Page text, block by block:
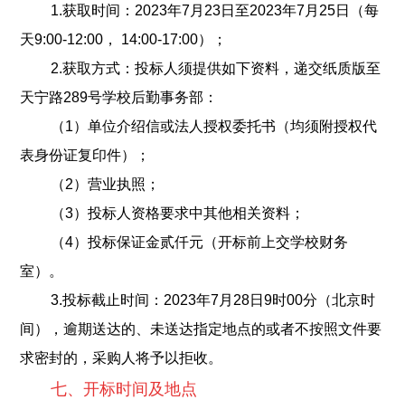
1.获取时间：2023年7月23日至2023年7月25日（每
天9:00-12:00， 14:00-17:00）；
2.获取方式：投标人须提供如下资料，递交纸质版至
天宁路289号学校后勤事务部：
（1）单位介绍信或法人授权委托书（均须附授权代
表身份证复印件）；
（2）营业执照；
（3）投标人资格要求中其他相关资料；
（4）投标保证金贰仟元（开标前上交学校财务
室）。
3.投标截止时间：2023年7月28日9时00分（北京时
间），逾期送达的、未送达指定地点的或者不按照文件要
求密封的，采购人将予以拒收。
七、开标时间及地点